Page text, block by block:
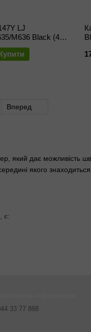
який дає можливість
якого
є:
1500 до 50000 сторінок
LJ
M636 Black (42
Вперед
33 77 888